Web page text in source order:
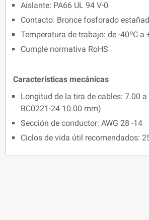
Aislante: PA66 UL 94 V-0
Contacto: Bronce fosforado
Temperatura de trabajo: de -40ºC a
Cumple normativa RoHS
Características mecánicas
Longitud de la tira de cables: 7.00
BC0221-24 10.00 mm)
Sección de conductor: AWG 28 -14
Ciclos de vida útil recomendados: